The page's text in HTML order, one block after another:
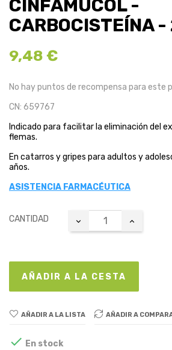
CINFAMUCOL -
CARBOCISTEÍNA
9,48 €
No hay puntos de recompensa para este
CN: 659767
Indicado para facilitar la eliminación del
flemas.
En catarros y gripes para adultos y
años.
ASISTENCIA FARMACÉUTICA
CANTIDAD
AÑADIR A LA CESTA
AÑADIR A LA LISTA AÑADIR A
 En stock